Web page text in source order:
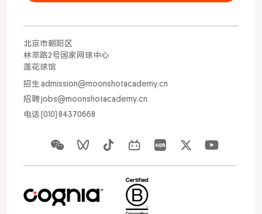
申请探月
北京市朝阳区
林萃路2号国家网球中心
莲花球馆
招生 admission@moonshotacademy.cn
招聘 jobs@moonshotacademy.cn
电话 (010) 84370668